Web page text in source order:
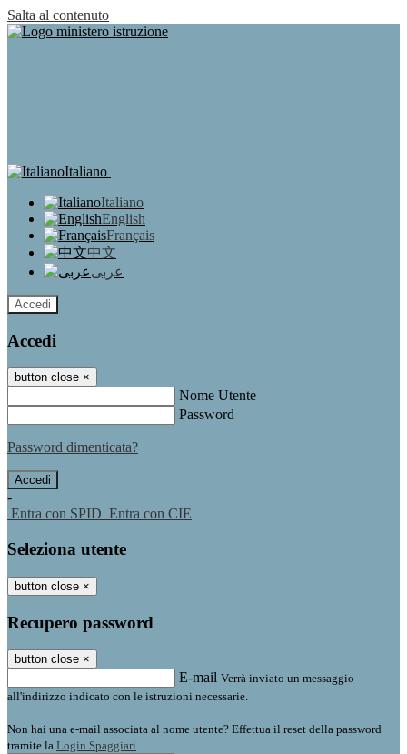
Salta al contenuto
Italiano
Italiano
English
Français
中文
عربى
Accedi
Accedi
button close ×
Nome Utente
Password
Password dimenticata?
-
Entra con SPID Entra con CIE
Seleziona utente
button close ×
Recupero password
button close ×
E-mail Verrà inviato un messaggio
all'indirizzo indicato con le istruzioni necessarie.
Non hai una e-mail associata al nome utente? Effettua il reset della password
tramite la Login Spaggiari